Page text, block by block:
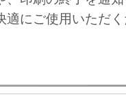
適にご使用いただ